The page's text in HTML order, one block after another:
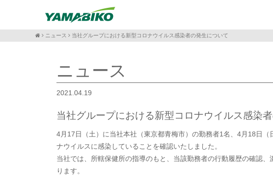
ニュース 当社グループにおける新型コロナウイルス感染者の発生について
ニュース
2021.04.19
当社グループにおける新型コロナウイルス感染
4月17日（土）に当社本社（東京都青梅市）の勤務者1名、4月18日
ナウイルスに感染していることを確認いたしました。
当社では、所轄保健所の指導のもと、当該勤務者の行動履歴の確認
ります。